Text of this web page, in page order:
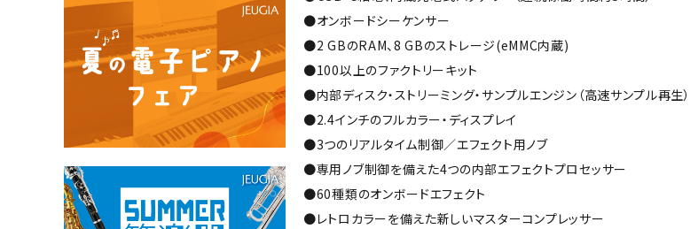
●オンボードシーケンサー
●2 GBのRAM、8 GBのストレージ(eMMC内蔵)
●100以上のファクトリーキット
●内部ディスク・ストリーミング・サンプルエンジン（高速サンプル再生）
●2.4インチのフルカラー・ディスプレイ
●3つのリアルタイム制御／エフェクト用ノブ
●専用ノブ制御を備えた4つの内部エフェクトプロセッサー
●60種類のオンボードエフェクト
●レトロカラーを備えた新しいマスターコンプレッサー